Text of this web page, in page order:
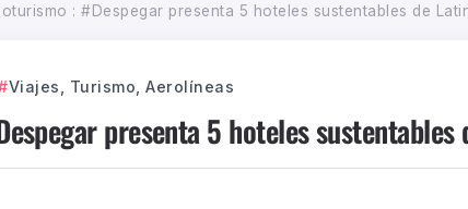
: #Despegar presenta 5 hoteles sustentables de
Viajes, Turismo, Aerolíneas
presenta 5 hoteles sustentables